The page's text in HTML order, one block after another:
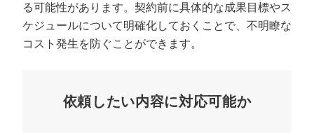
る可能性があります。契約前に具体的な成果目標やス
ケジュールについて明確化しておくことで、不明瞭な
コスト発生を防ぐことができます。
依頼したい内容に対応可能か